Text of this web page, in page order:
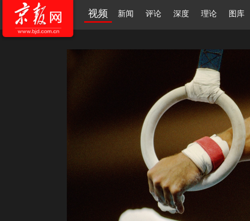
视频 新闻 评论 深度 理论 图库